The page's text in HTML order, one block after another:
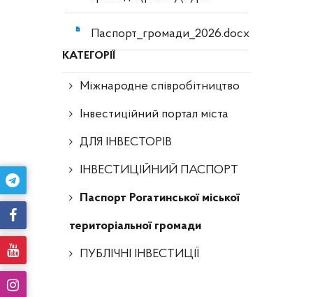
Паспорт_громади_2026.docx
КАТЕГОРІЇ
Міжнародне співробітництво
Інвестиційний портал міста
ДЛЯ ІНВЕСТОРІВ
ІНВЕСТИЦІЙНИЙ ПАСПОРТ
Паспорт Рогатинської міської
територіальної громади
ПУБЛІЧНІ ІНВЕСТИЦІЇ